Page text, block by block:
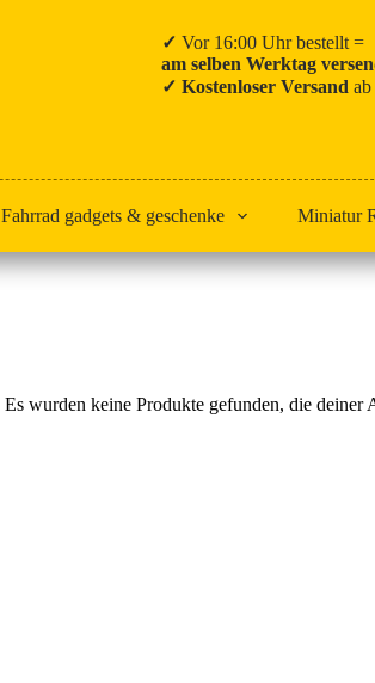
✓ Vor 16:00 Uhr bestellt =
am selben Werktag
✓ Kostenloser Versand
Fahrrad gadgets & geschenke Miniatur
Es wurden keine Produkte gefunden, die deiner